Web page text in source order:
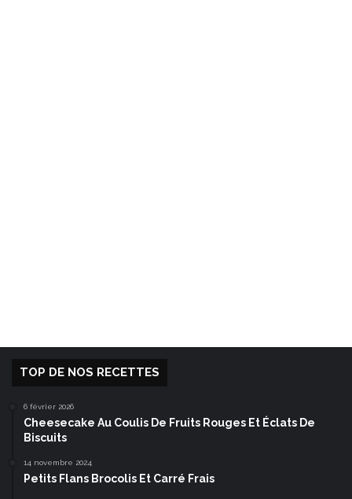
TOP DE NOS RECETTES
6 février 2026
Cheesecake Au Coulis De Fruits Rouges Et Éclats De
Biscuits
14 novembre 2024
Petits Flans Brocolis Et Carré Frais